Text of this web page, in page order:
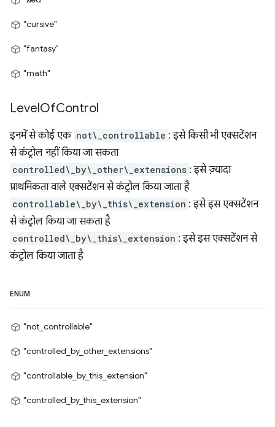
"cursive"
"fantasy"
"math"
LevelOfControl
इनमें से कोई एक not\_controllable : इसे किसी भी एक्सटेंशन
से कंट्रोल नहीं किया जा सकता
controlled\_by\_other\_extensions : इसे ज़्यादा
प्राथमिकता वाले एक्सटेंशन से कंट्रोल किया जाता है
controllable\_by\_this\_extension : इसे इस एक्सटेंशन
से कंट्रोल किया जा सकता है
controlled\_by\_this\_extension : इसे इस एक्सटेंशन से
कंट्रोल किया जाता है
ENUM
"not_controllable"
"controlled_by_other_extensions"
"controllable_by_this_extension"
"controlled_by_this_extension"